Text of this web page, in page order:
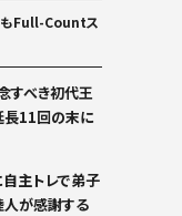
もFull-Countス
すべき初代王
11回の末に
主トレで弟子
が感謝する